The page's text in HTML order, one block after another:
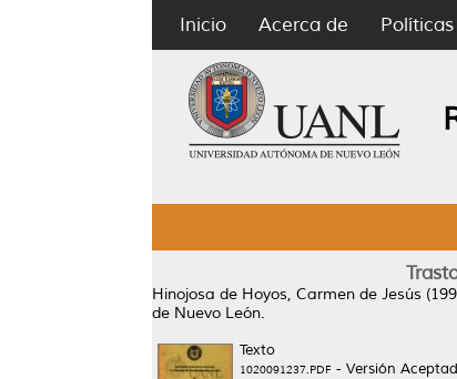
Inicio Acerca de Políticas
Hinojosa de Hoyos, Carmen de Jesús
de Nuevo León.
Texto
1020091237.PDF - Versión